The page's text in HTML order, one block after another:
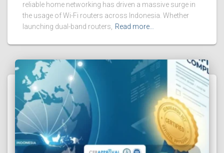
reliable home networking has driven a massive surge in
the usage of Wi-Fi routers across Indonesia. Whether
launching dual-band routers, Read more…